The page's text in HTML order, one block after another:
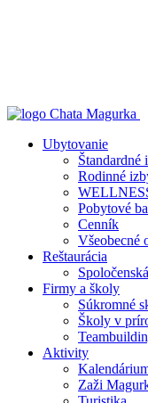
Ubytovanie
Štandardné
Rodinné
Pobytové
Cenník
Všeobecné
Reštaurácia
Firmy a školy
Súkromné
Školy v
Aktivity
Zaži